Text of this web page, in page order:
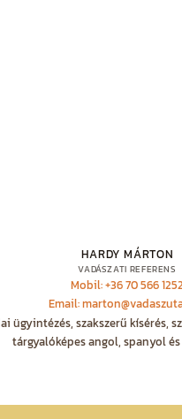
HARDY MÁRTON
VADÁSZATI REFERENS
Mobil: +36 70 566 1252
Email:
ügyintézés, szakszerű kísérés,
tárgyalóképes angol, spanyol